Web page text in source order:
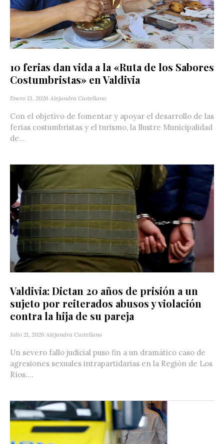
10 ferias dan vida a la «Ruta de los Sabores
Costumbristas» en Valdivia
Enero 13, 2026 Alejandra Castellano
Con el objetivo de fomentar y apoyar el desarrollo de las
ferias costumbristas y el turismo, la Ilustre Municipalidad
de...
Valdivia: Dictan 20 años de prisión a un
sujeto por reiterados abusos y violación
contra la hija de su pareja
Julio 21, 2026 Alejandra Castellano
Un severo fallo judicial puso fin a un dramático caso de
agresiones sexuales intrapartidarias en la Región de Los
Ríos....